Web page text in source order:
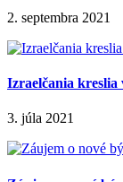
2. septembra 2021
Izraelčania kreslia
3. júla 2021